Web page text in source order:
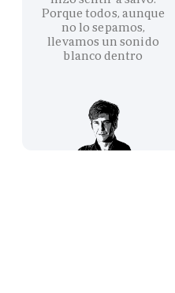
Porque todos, aunque
no lo sepamos,
llevamos un sonido
blanco dentro